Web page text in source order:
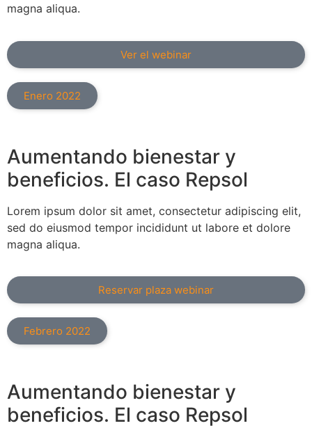
magna aliqua.
Ver el webinar
Enero 2022
Aumentando bienestar y
beneficios. El caso Repsol
Lorem ipsum dolor sit amet, consectetur adipiscing elit,
sed do eiusmod tempor incididunt ut labore et dolore
magna aliqua.
Reservar plaza webinar
Febrero 2022
Aumentando bienestar y
beneficios. El caso Repsol